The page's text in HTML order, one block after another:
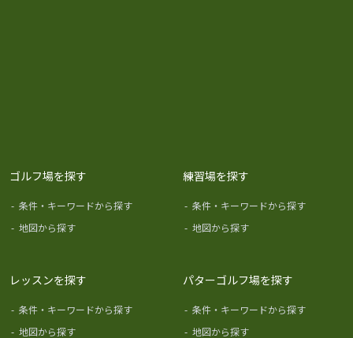
ゴルフ場を探す
- 条件・キーワードから探す
- 地図から探す
練習場を探す
- 条件・キーワードから探す
- 地図から探す
レッスンを探す
- 条件・キーワードから探す
- 地図から探す
パターゴルフ場を探す
- 条件・キーワードから探す
- 地図から探す